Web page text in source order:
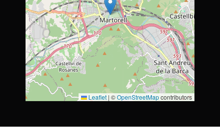
Leaflet | ©OpenStreetMapcontributors